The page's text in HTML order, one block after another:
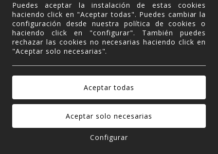
Puedes aceptar la instalación de estas cookies
haciendo click en "Aceptar todas". Puedes cambiar la
configuración desde nuestra política de cookies o
haciendo click en "configurar". También puedes
rechazar las cookies no necesarias haciendo click en
"Aceptar solo necesarias".
Configurar